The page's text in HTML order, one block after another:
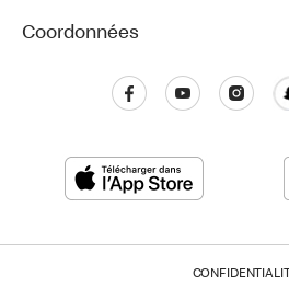
Coordonnées